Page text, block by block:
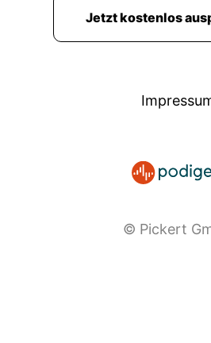
Jetzt kostenlos
© Pickert